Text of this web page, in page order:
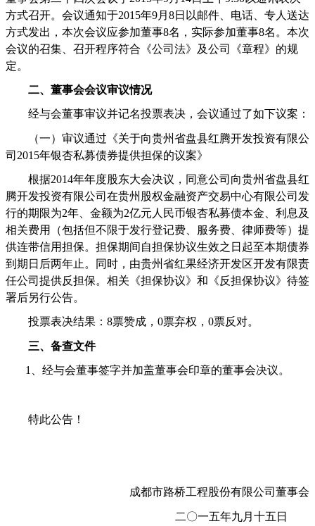
方式召开。会议通知于2015年9月 8日以邮件、电话、专人送达
方式发出，本次会议应参加董事8名，实际参加董事8名。本次
会议的召集、召开程序符合《公司法》及公司《章程》的规
定。
二、董事会会议审议情况
经与会董事审议并记名投票表决，会议通过了如下议案：
（一）审议通过 《关于向贵州省盘县红腾开发投资有限公
司 2015年银杏私募债券提供担保的议案》
根据2014年年度股东大会决议，同意公司向贵州省盘县红
腾开发投资有限公司在贵州股权金融资产交易中心有限公司发
行的期限为2年、金额为2亿元人民币银杏私募债本金、利息及
相关费用（包括但不限于发行登记费、服务费、律师费等）提
供连带信用担保。担保期间自担保协议生效之日起至本期债券
到期日后两年止。同时，由贵州省红果经济开发区开发有限责
任公司提供反担保。相关《担保协议》和《反担保协议》待签
署后另行公告。
投票表决结果： 8票赞成， 0票弃权， 0票反对。
三、备查文件
1 、经与会董事签字并加盖董事会印章的董事会决议。
特此公告！
成都市路桥工程股份有限公司董事会
二〇一五年九月十五日